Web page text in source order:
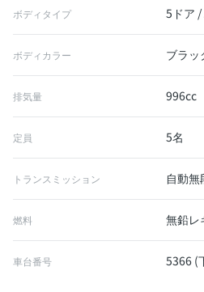
ボディタイプ 5ドア
ボディカラー ブラッ
排気量 996cc
定員 5名
トランスミッション 自動
燃料 無鉛レ
車台番号 5366 (